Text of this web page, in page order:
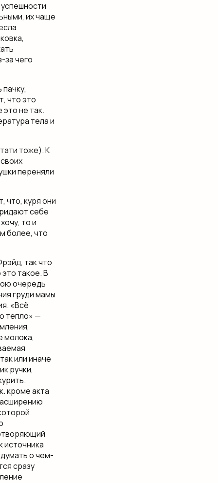
их чаще
за чего
что это
не так.
тела и
тоже). К
переняли
что, куря они
себе
то и
более, что
так что
такое. В
очередь
груди мамы
«Всё
тепло» —
молока,
или иначе
ручки,
кроме акта
источника
о чем-
сразу